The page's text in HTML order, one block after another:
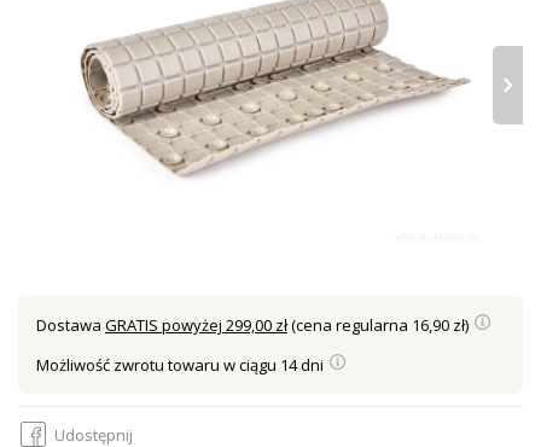
›
Dostawa GRATIS powyżej 299,00 zł(cena regularna 16,90 zł)
Możliwość zwrotu towaru w ciągu 14 dni
Udostępnij